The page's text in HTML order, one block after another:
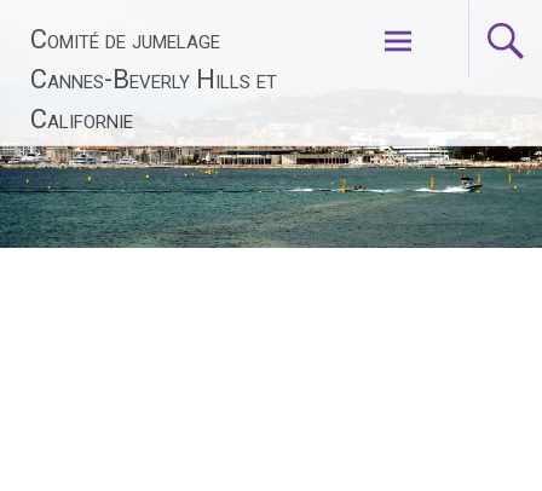
contenu
Comité de jumelage
Cannes-Beverly Hills et
Californie